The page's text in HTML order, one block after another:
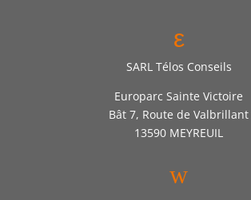
ε
SARL Télos Conseils
Europarc Sainte Victoire
Bât 7, Route de Valbrillant
13590 MEYREUIL
w